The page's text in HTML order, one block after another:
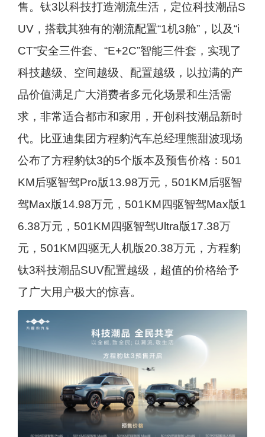
售。钛3以科技打造潮流生活，定位科技潮品S
UV，搭载其独有的潮流配置“1机3舱”，以及“i
CT”安全三件套、“E+2C”智能三件套，实现了
科技越级、空间越级、配置越级，以拉满的产
品价值满足广大消费者多元化场景和生活需
求，非常适合都市和家用，开创科技潮品新时
代。比亚迪集团方程豹汽车总经理熊甜波现场
公布了方程豹钛3的5个版本及预售价格：501
KM后驱智驾Pro版13.98万元，501KM后驱智
驾Max版14.98万元，501KM四驱智驾Max版1
6.38万元，501KM四驱智驾Ultra版17.38万
元，501KM四驱无人机版20.38万元，方程豹
钛3科技潮品SUV配置越级，超值的价格给予
了广大用户极大的惊喜。